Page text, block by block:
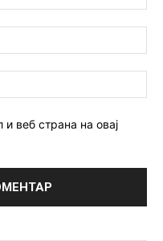
веб страна на овај